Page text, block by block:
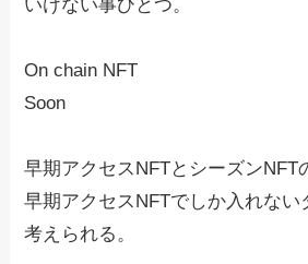
いけない事ひとつ。
On chain NFT
Soon
早期アクセスNFTとシーズンNFT
早期アクセスNFTでしか入れない
考えられる。